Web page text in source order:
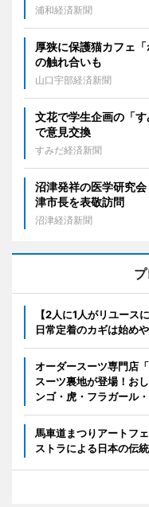
浦和経済新聞
厚狭に保護猫カフェ
の触れ合いも
山口宇部経済新聞
文花で学生企画の「
で意見交換
すみだ経済新聞
沼津発祥の医学研究
津市長を表敬訪問
沼津経済新聞
【2人に1人がリユース
日常定着のカギは始め
オーダースーツ専門店
スーツ裏地が登場！お
ンゴ・虎・フラガール
馬車道まつりアートフ
ストラによる日本の伝